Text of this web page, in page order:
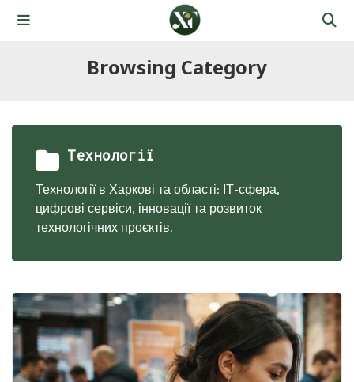
Browsing Category
Технології
Технології в Харкові та області: ІТ-сфера,
цифрові сервіси, інновації та розвиток
технологічних проєктів.